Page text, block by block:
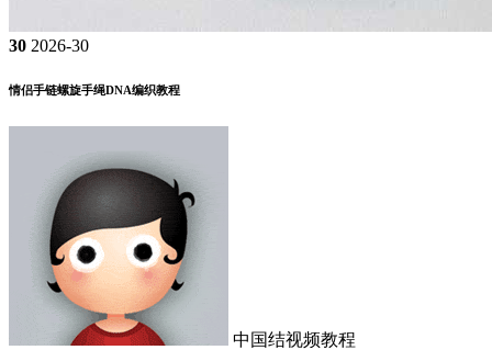
30 2026-30
情侣手链螺旋手绳DNA编织教程
中国结视频教程